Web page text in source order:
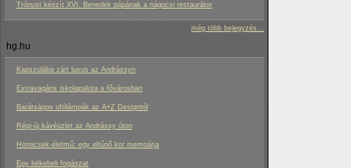
Trónust készít XVI. Benedek pápának a nágocsi restaurátor
még több bejegyzés...
hg.hu
Kapszulába zárt luxus az Andrássyn
Extravagáns iskolapalota a fővárosban
Barátságos ufólámpák az A+Z Designtól
Régi-új kávéüzlet az Andrássy úton
Hornicsek-életmű: egy eltűnő kor memoárja
Egy békebeli fogászat